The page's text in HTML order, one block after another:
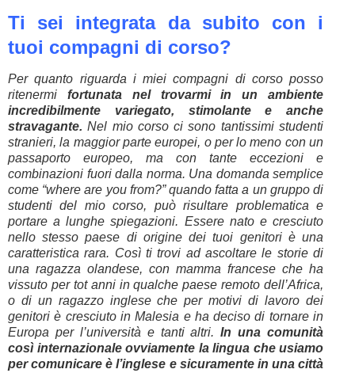
Ti sei integrata da subito con i
tuoi compagni di corso?
Per quanto riguarda i miei compagni di corso posso
ritenermi fortunata nel trovarmi in un ambiente
incredibilmente variegato, stimolante e anche
stravagante. Nel mio corso ci sono tantissimi studenti
stranieri, la maggior parte europei, o per lo meno con un
passaporto europeo, ma con tante eccezioni e
combinazioni fuori dalla norma. Una domanda semplice
come “where are you from?” quando fatta a un gruppo di
studenti del mio corso, può risultare problematica e
portare a lunghe spiegazioni. Essere nato e cresciuto
nello stesso paese di origine dei tuoi genitori è una
caratteristica rara. Così ti trovi ad ascoltare le storie di
una ragazza olandese, con mamma francese che ha
vissuto per tot anni in qualche paese remoto dell’Africa,
o di un ragazzo inglese che per motivi di lavoro dei
genitori è cresciuto in Malesia e ha deciso di tornare in
Europa per l’università e tanti altri.In una comunità
così internazionale ovviamente la lingua che usiamo
per comunicare è l’inglese e sicuramente in una città